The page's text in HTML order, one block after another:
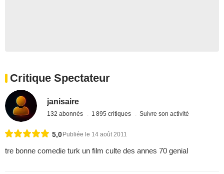
Critique Spectateur
janisaire
132 abonnés 1 895 critiques Suivre son activité
5,0 Publiée le 14 août 2011
tre bonne comedie turk un film culte des annes 70 genial